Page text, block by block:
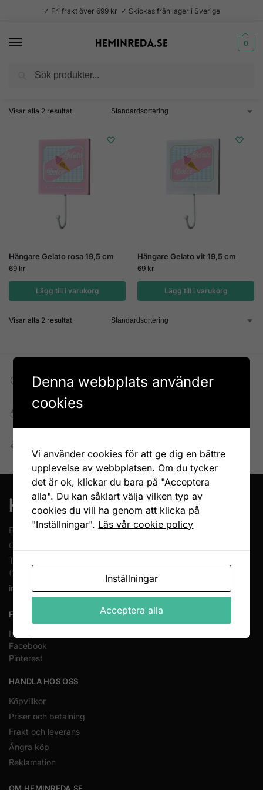
✓ Fri frakt över 699 kr ✓ Skickas från lager i Sverige
0
Produkter märkta ”gelato”
Visar alla 2 resultat
Hängare Gelato rosa 19,5 cm
69 kr
Lägg till i varukorg
Hängare Gelato vit 19,5 cm
69 kr
Lägg till i varukorg
Visar alla 2 resultat
Fri frakt till DHL ombud
Vid köp över 699 kr
Snabb, enkel och säker betalning
Öppet köp 14 dagar
En del av Novodesign AB
Org.nr. 556790-1235
Tel.
(10-17 mån-fre)
info@heminreda.se
FÖLJ OSS
Instagram
Facebook
Pinterest
HANDLA HOS OSS
Köpvillkor
Priser och betalning
Frakt och leverans
Ångra köp
Reklamation
Denna webbplats använder
cookies
Vi använder cookies för att ge dig en bättre
upplevelse av webbplatsen. Om du tycker
det är ok, klickar du bara på "Acceptera
alla". Du kan såklart välja vilken typ av
cookies du vill ha genom att klicka på
"Inställningar". Läs vår cookie policy
Inställningar
Acceptera alla